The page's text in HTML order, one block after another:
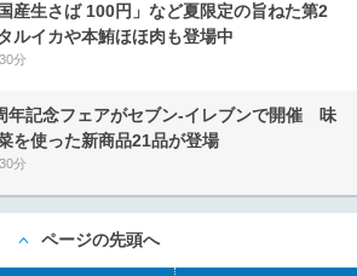
産生さば 100円」など夏限定の旨ねた第2
ルイカや本鮪ほほ肉も登場中
分
年記念フェアがセブン-イレブンで開催 味
を使った新商品21品が登場
分
ページの先頭へ